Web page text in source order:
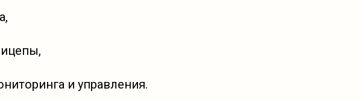
и управления.